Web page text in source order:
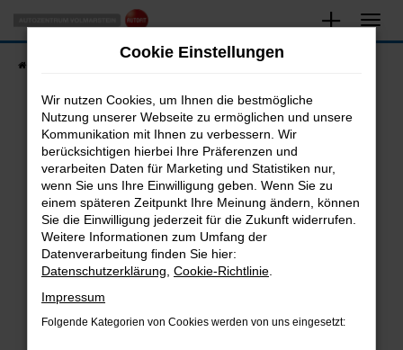
Zum
Hauptinhalt
springen
Fahrzeugsuche
Fehler: Network Error
Beim Laden ist ein Fehler aufgetreten.
Hier sind ein paar Tipps, die dir helfen können:
Überprüfe deine Firewall und deine
Internetverbindung.
Laden andere Webseiten, zum Beispiel deine
Suchmaschine?
Prüfe deine Browsererweiterungen.
Cookie Einstellungen
Wir nutzen Cookies, um Ihnen die bestmögliche
Nutzung unserer Webseite zu ermöglichen und unsere
Kommunikation mit Ihnen zu verbessern. Wir
berücksichtigen hierbei Ihre Präferenzen und
verarbeiten Daten für Marketing und Statistiken nur,
wenn Sie uns Ihre Einwilligung geben. Wenn Sie zu
einem späteren Zeitpunkt Ihre Meinung ändern, können
Sie die Einwilligung jederzeit für die Zukunft widerrufen.
Weitere Informationen zum Umfang der
Datenverarbeitung finden Sie hier:
Datenschutzerklärung Cookie-Richtlinie
Impressum
Folgende Kategorien von Cookies werden von uns eingesetzt: